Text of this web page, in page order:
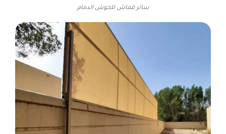
ساتر قماش للحوش الدمام